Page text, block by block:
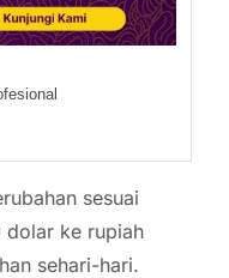
sesuai
dolar ke rupiah
sehari-hari.